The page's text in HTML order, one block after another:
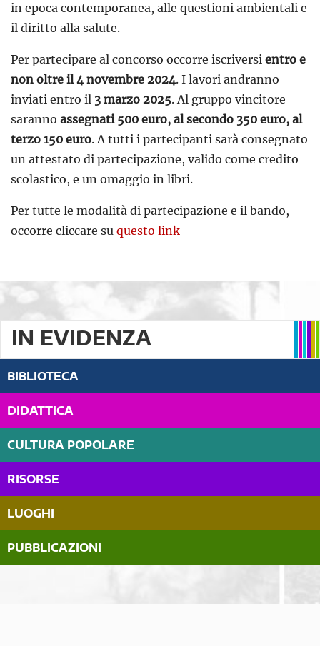
in epoca contemporanea, alle questioni ambientali e
il diritto alla salute.
Per partecipare al concorso occorre iscriversi entro e
non oltre il 4 novembre 2024. I lavori andranno
inviati entro il 3 marzo 2025. Al gruppo vincitore
saranno assegnati 500 euro, al secondo 350 euro, al
terzo 150 euro. A tutti i partecipanti sarà consegnato
un attestato di partecipazione, valido come credito
scolastico, e un omaggio in libri.
Per tutte le modalità di partecipazione e il bando,
occorre cliccare su questo link
IN EVIDENZA
BIBLIOTECA
DIDATTICA
CULTURA POPOLARE
RISORSE
LUOGHI
PUBBLICAZIONI